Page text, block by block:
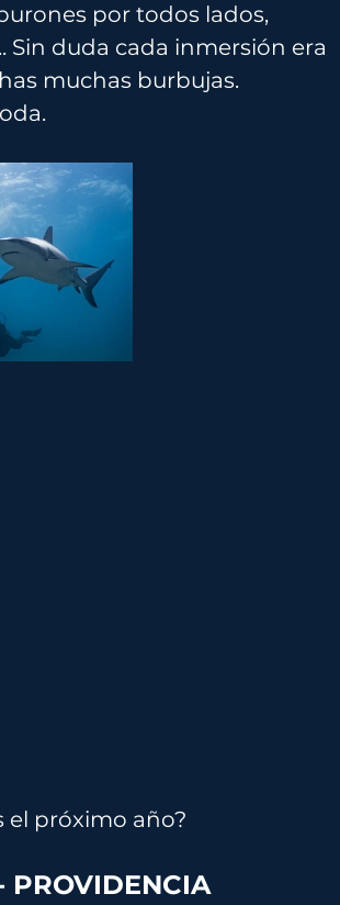
por todos lados,
Sin duda cada inmersión era
muchas burbujas.
el próximo año?
PROVIDENCIA